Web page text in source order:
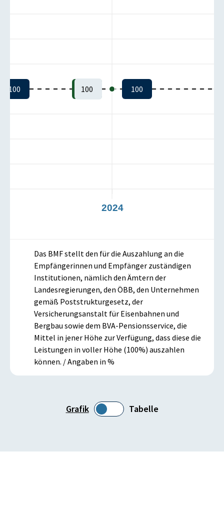
Grafik Tabelle
2024
100 100 100
Das BMF stellt den für die Auszahlung an die
Empfängerinnen und Empfänger zuständigen
Institutionen, nämlich den Ämtern der
Landesregierungen, den ÖBB, den Unternehmen
gemäß Poststrukturgesetz, der
Versicherungsanstalt für Eisenbahnen und
Bergbau sowie dem BVA-Pensionsservice, die
Mittel in jener Höhe zur Verfügung, dass diese die
Leistungen in voller Höhe (100%) auszahlen
können. / Angaben in %